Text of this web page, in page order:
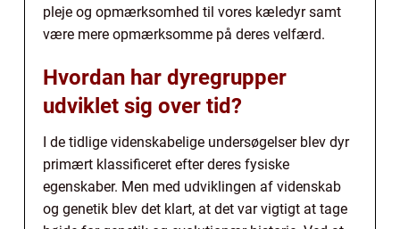
pleje og opmærksomhed til vores kæledyr samt
være mere opmærksomme på deres velfærd.
Hvordan har dyregrupper
udviklet sig over tid?
I de tidlige videnskabelige undersøgelser blev dyr
primært klassificeret efter deres fysiske
egenskaber. Men med udviklingen af videnskab
og genetik blev det klart, at det var vigtigt at tage